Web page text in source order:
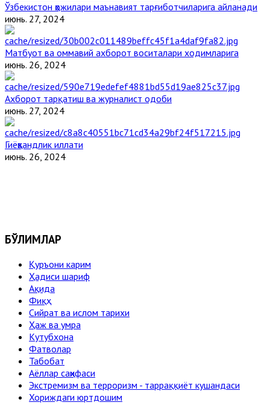
Ўзбекистон ҳожилари маънавият тарғиботчиларига айланади
июнь. 27, 2024
Матбуот ва оммавий ахборот воситалари ходимларига
июнь. 26, 2024
Ахборот тарқатиш ва журналист одоби
июнь. 27, 2024
Гиёҳвандлик иллати
июнь. 26, 2024
БЎЛИМЛАР
Қуръони карим
Ҳадиси шариф
Ақида
Фиқҳ
Сийрат ва ислом тарихи
Ҳаж ва умра
Кутубхона
Фатволар
Табобат
Аёллар саҳифаси
Экстремизм ва терроризм - тарраққиёт кушандаси
Хориждаги юртдошим